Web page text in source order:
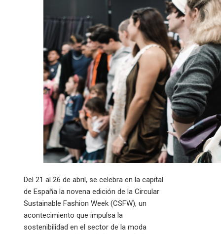
Del 21 al 26 de abril, se celebra en la capital
de España la novena edición de la Circular
Sustainable Fashion Week (CSFW), un
acontecimiento que impulsa la
sostenibilidad en el sector de la moda